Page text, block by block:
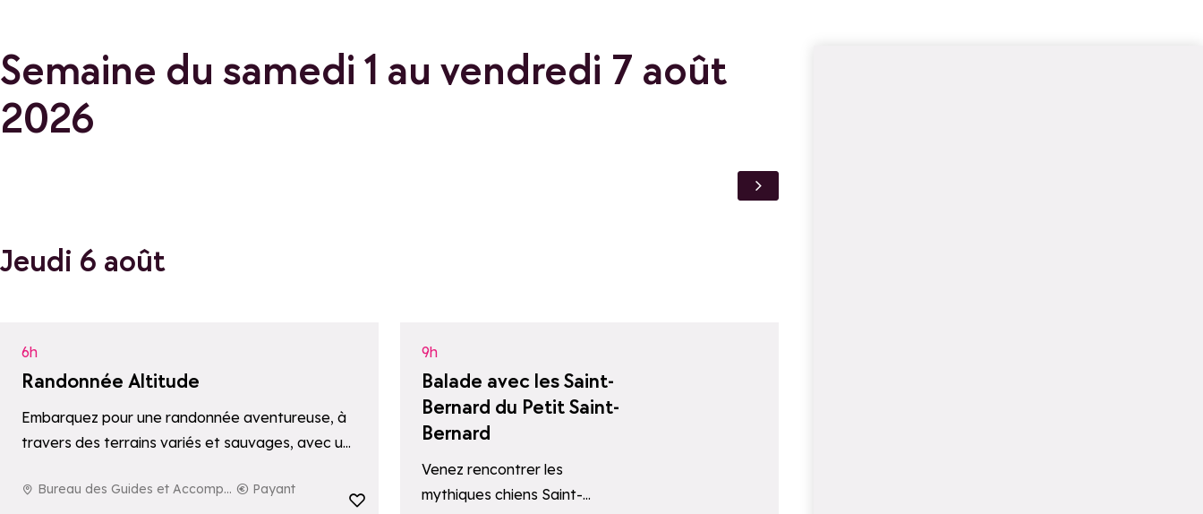
Semaine du samedi 1 au vendredi 7 août
2026
Jeudi 6 août
6h
Randonnée Altitude
Embarquez pour une randonnée aventureuse, à
travers des terrains variés et sauvages, avec un
de 3000 mètres d’altitude. Une expérience
Bureau des Guides et Accompagnateurs de La Rosière Payant
Ajouter aux favoris
9h
Balade avec les Saint-
Bernard du Petit Saint-
Bernard
Venez rencontrer les
mythiques chiens Saint-